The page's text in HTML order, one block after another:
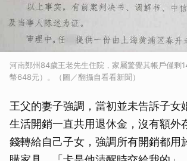
河南鄭州84歲王老先生住院，家屬驚覺其帳戶僅剩
幣648元）。（圖／翻攝自看看新聞）
王父的妻子強調，當初並未告訴子女
生活開銷一直共用退休金，沒有額外
錢轉給自己子女，強調所有開銷都用